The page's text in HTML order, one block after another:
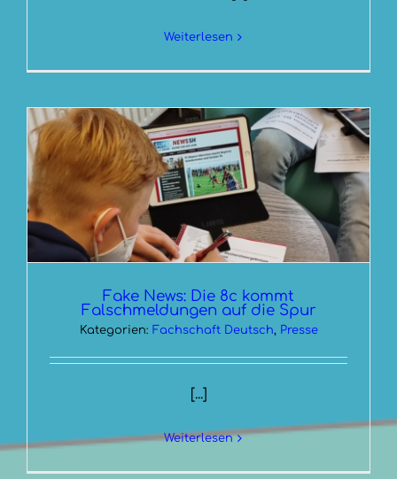
Weiterlesen
Fake News: Die 8c kommt
Falschmeldungen auf die Spur
Kategorien: Fachschaft Deutsch, Presse
[...]
Weiterlesen